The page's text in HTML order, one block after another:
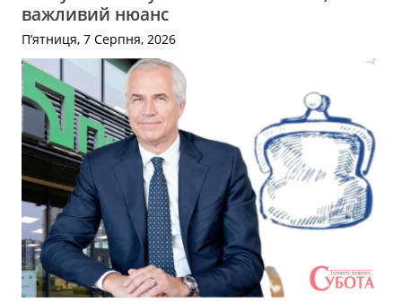
важливий нюанс
П’ятниця, 7 Серпня, 2026